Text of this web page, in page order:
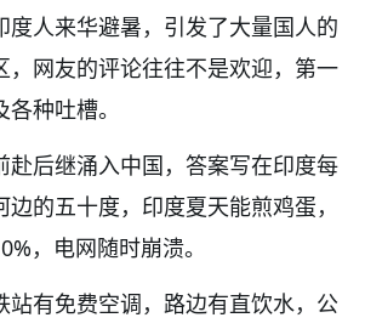
度人来华避暑，引发了大量国人的
，网友的评论往往不是欢迎，第一
种吐槽。
赴后继涌入中国，答案写在印度每
的五十度，印度夏天能煎鸡蛋，
，电网随时崩溃。
站有免费空调，路边有直饮水，公